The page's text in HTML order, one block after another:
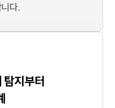
다.
지부터